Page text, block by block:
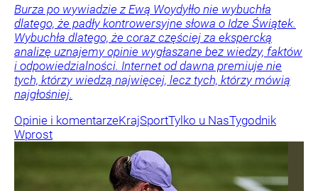
Burza po wywiadzie z Ewą Woydyłło nie wybuchła
dlatego, że padły kontrowersyjne słowa o Idze Świątek.
Wybuchła dlatego, że coraz częściej za ekspercką
analizę uznajemy opinie wygłaszane bez wiedzy, faktów
i odpowiedzialności. Internet od dawna premiuje nie
tych, którzy wiedzą najwięcej, lecz tych, którzy mówią
najgłośniej.
Opinie i komentarzeKrajSportTylko u NasTygodnik
Wprost